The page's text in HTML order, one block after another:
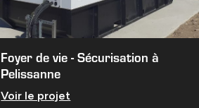
Foyer de vie - Sécurisation à
Pelissanne
Voir le projet